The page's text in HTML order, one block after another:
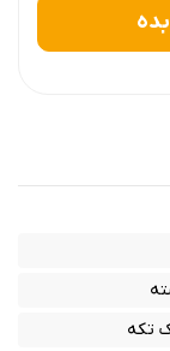
تکه